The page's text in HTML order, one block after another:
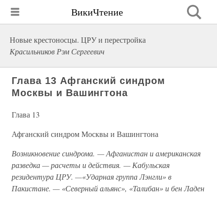
ВикиЧтение
Новые крестоносцы. ЦРУ и перестройка
Красильников Рэм Сергеевич
Глава 13 Афганский синдром
Москвы и Вашингтона
Глава 13
Афганский синдром Москвы и Вашингтона
Возникновение синдрома. — Афганистан и американская
разведка — расчеты и действия. — Кабульская
резидентура ЦРУ. —«Ударная группа Лэнгли» в
Пакистане. — «Северный альянс», «Талибан» и бен Ладен